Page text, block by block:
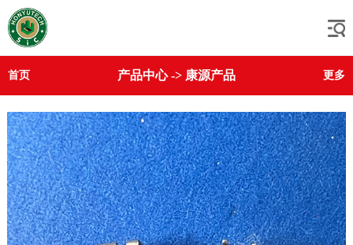
首页 产品中心-> 康源产品 更多